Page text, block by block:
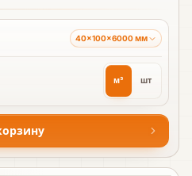
40×100×6000 мм
м³ шт